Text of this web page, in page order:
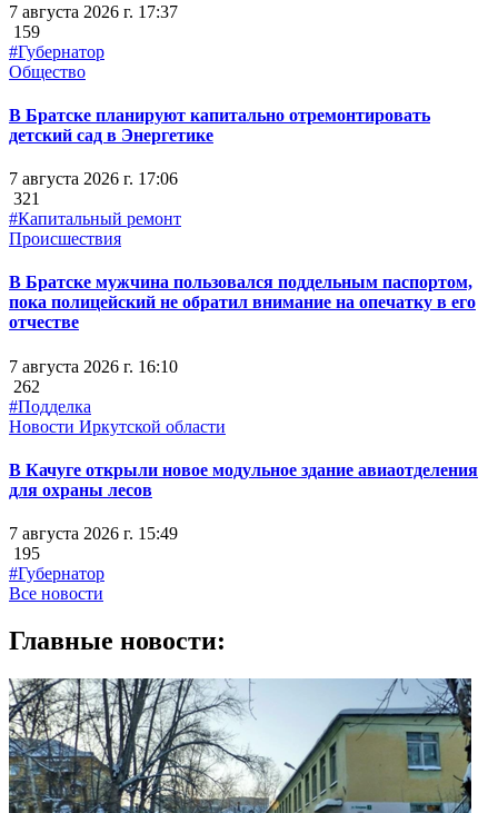
7 августа 2026 г. 17:37
159
#Губернатор
Общество
В Братске планируют капитально отремонтировать
детский сад в Энергетике
7 августа 2026 г. 17:06
321
#Капитальный ремонт
Происшествия
В Братске мужчина пользовался поддельным паспортом,
пока полицейский не обратил внимание на опечатку в его
отчестве
7 августа 2026 г. 16:10
262
#Подделка
Новости Иркутской области
В Качуге открыли новое модульное здание авиаотделения
для охраны лесов
7 августа 2026 г. 15:49
195
#Губернатор
Все новости
Главные новости: